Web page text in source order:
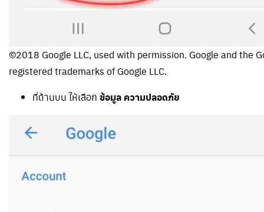
©2018 Google LLC, used with permission. Google and the
registered trademarks of Google LLC.
ที่ด้านบน ให้เลือก ข้อมูล ความปลอดภัย